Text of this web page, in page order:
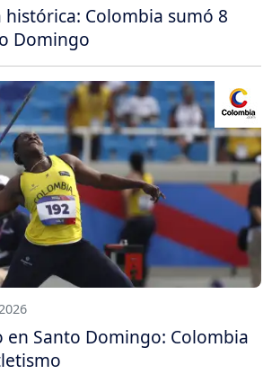
Colombia sumó 8
Domingo
en Santo Domingo: Colombia